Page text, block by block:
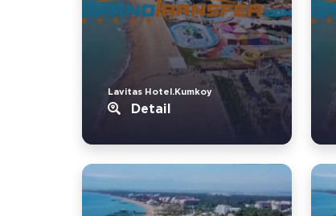
Lavitas Hotel.Kumkoy
Detail